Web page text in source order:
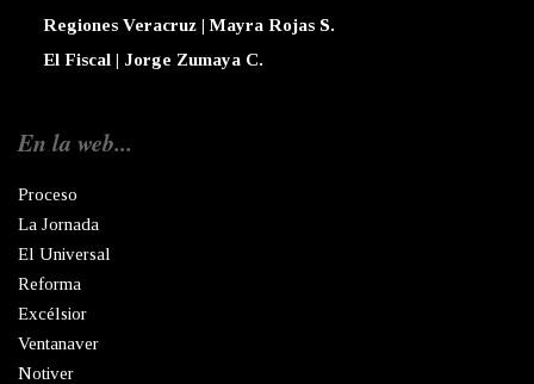
Regiones Veracruz | Mayra Rojas S.
El Fiscal | Jorge Zumaya C.
En la web...
Proceso
La Jornada
El Universal
Reforma
Excélsior
Ventanaver
Notiver